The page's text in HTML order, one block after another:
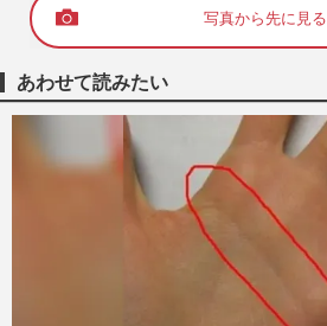
写真から先に見る
あわせて読みたい